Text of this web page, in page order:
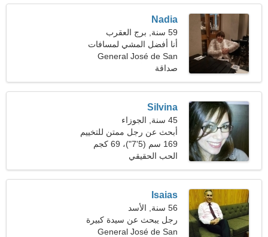
Nadia
59 سنة, برج العقرب
أنا أفضل المشي لمسافات
طويلة والتزلج على الماء
General José de San
Martín، الأرجنتين
صداقة
Silvina
45 سنة, الجوزاء
أبحث عن رجل ممتن للتخييم
169 سم (5'7")، 69 كجم
(152 رطلا)
الحب الحقيقي
Isaias
56 سنة, الأسد
رجل يبحث عن سيدة كبيرة
45-54
General José de San